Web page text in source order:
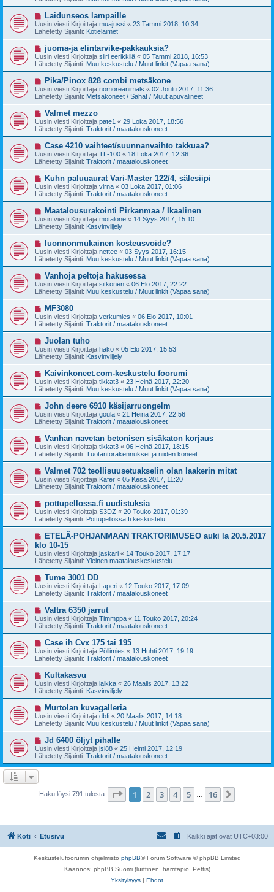
t
i
v
e
s
t
U
u
s
i
v
e
s
t
Laidunseos lampaille
Uusin viesti Kirjoittaja muajussi « 23 Tammi 2018, 10:34
Lähetetty Sijainti: Kotieläimet
U
u
s
i
v
e
s
t
juoma-ja elintarvike-pakkauksia?
Uusin viesti Kirjoittaja siiri eerikkilä « 05 Tammi 2018, 16:53
Lähetetty Sijainti: Muu keskustelu / Muut linkit (Vapaa sana)
U
u
s
i
v
e
s
t
Pika/Pinox 828 combi metsäkone
Uusin viesti Kirjoittaja nomoreanimals « 02 Joulu 2017, 11:36
Lähetetty Sijainti: Metsäkoneet / Sahat / Muut apuvälineet
U
u
s
i
e
s
t
Valmet mezzo
Uusin viesti Kirjoittaja pate1 « 29 Loka 2017, 18:56
Lähetetty Sijainti: Traktorit / maatalouskoneet
U
u
s
i
v
e
s
t
Case 4210 vaihteet/suunnanvaihto takkuaa?
Uusin viesti Kirjoittaja TL-100 « 18 Loka 2017, 12:36
Lähetetty Sijainti: Traktorit / maatalouskoneet
U
u
s
i
v
e
s
t
Kuhn paluuaurat Vari-Master 122/4, sälesiipi
Uusin viesti Kirjoittaja virna « 03 Loka 2017, 01:06
Lähetetty Sijainti: Traktorit / maatalouskoneet
U
u
s
i
v
e
s
t
Maatalousurakointi Pirkanmaa / Ikaalinen
Uusin viesti Kirjoittaja motalone « 14 Syys 2017, 15:10
Lähetetty Sijainti: Kasvinviljely
U
u
s
i
v
e
s
t
luonnonmukainen kosteusvoide?
Uusin viesti Kirjoittaja nettee « 03 Syys 2017, 16:15
Lähetetty Sijainti: Muu keskustelu / Muut linkit (Vapaa sana)
U
u
s
i
v
e
s
t
Vanhoja peltoja hakusessa
Uusin viesti Kirjoittaja sitkonen « 06 Elo 2017, 22:22
Lähetetty Sijainti: Muu keskustelu / Muut linkit (Vapaa sana)
U
u
s
i
e
s
t
MF3080
Uusin viesti Kirjoittaja verkumies « 06 Elo 2017, 10:01
Lähetetty Sijainti: Traktorit / maatalouskoneet
U
u
s
i
v
e
s
t
Juolan tuho
Uusin viesti Kirjoittaja hako « 05 Elo 2017, 15:53
Lähetetty Sijainti: Kasvinviljely
U
u
s
i
e
s
t
Kaivinkoneet.com-keskustelu foorumi
Uusin viesti Kirjoittaja tikkat3 « 23 Heinä 2017, 22:20
Lähetetty Sijainti: Muu keskustelu / Muut linkit (Vapaa sana)
U
u
s
i
v
e
s
t
John deere 6910 käsijarruongelm
Uusin viesti Kirjoittaja goula « 21 Heinä 2017, 22:56
Lähetetty Sijainti: Traktorit / maatalouskoneet
U
u
s
i
v
e
s
t
Vanhan navetan betonisen sisäkaton korjaus
Uusin viesti Kirjoittaja tikkat3 « 06 Heinä 2017, 18:15
Lähetetty Sijainti: Tuotantorakennukset ja niiden koneet
U
u
s
i
e
s
t
Valmet 702 teollisuusetuakselin olan laakerin mitat
Uusin viesti Kirjoittaja Käfer « 05 Kesä 2017, 11:20
Lähetetty Sijainti: Traktorit / maatalouskoneet
U
u
s
i
v
e
s
t
i
pottupellossa.fi uudistuksia
Uusin viesti Kirjoittaja S3DZ « 20 Touko 2017, 01:39
Lähetetty Sijainti: Pottupellossa.fi keskustelu
U
s
i
v
i
s
t
i
ETELÄ-POHJANMAAN TRAKTORIMUSEO auki la 20.5.2017
klo 10-15
Uusin viesti Kirjoittaja jaskari « 14 Touko 2017, 17:17
Lähetetty Sijainti: Yleinen maatalouskeskustelu
U
u
s
i
v
e
s
t
Tume 3001 DD
Uusin viesti Kirjoittaja Laperi « 12 Touko 2017, 17:09
Lähetetty Sijainti: Traktorit / maatalouskoneet
U
u
s
i
e
s
t
Valtra 6350 jarrut
Uusin viesti Kirjoittaja Timmppa « 11 Touko 2017, 20:24
Lähetetty Sijainti: Traktorit / maatalouskoneet
U
u
s
i
v
e
s
t
Case ih Cvx 175 tai 195
Uusin viesti Kirjoittaja Pöllimies « 13 Huhti 2017, 19:19
Lähetetty Sijainti: Traktorit / maatalouskoneet
U
u
s
i
v
e
s
t
Kultakasvu
Uusin viesti Kirjoittaja laikka « 26 Maalis 2017, 13:22
Lähetetty Sijainti: Kasvinviljely
U
u
s
i
e
s
t
Murtolan kuvagalleria
Uusin viesti Kirjoittaja dbfi « 20 Maalis 2017, 14:18
Lähetetty Sijainti: Muu keskustelu / Muut linkit (Vapaa sana)
U
u
s
i
v
s
t
Jd 6400 öljyt pihalle
Uusin viesti Kirjoittaja jsi88 « 25 Helmi 2017, 12:19
Lähetetty Sijainti: Traktorit / maatalouskoneet
Haku löysi 791 tulosta Sivu /16
1 2 3 4 5 16
Koti Etusivu Kaikki ajat ovat UTC+03:00
Keskustelufoorumin ohjelmisto phpBB® Forum Software © phpBB Limited
Käännös: phpBB Suomi (lurttinen, harritapio, Pettis)
Yksityisyys | Ehdot